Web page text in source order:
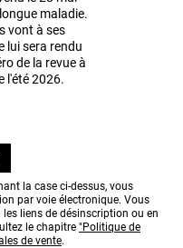
maladie.
vont à ses
lui sera rendu
de la revue à
l'été 2026.
la case ci-dessus, vous
par voie électronique. Vous
liens de désinscription ou en
le chapitre "Politique de
de vente.